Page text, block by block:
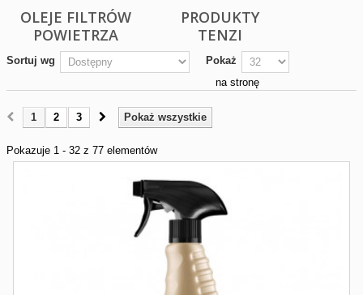
OLEJE FILTRÓW
POWIETRZA
PRODUKTY
TENZI
Sortuj wg
Pokaż
na stronę
Pokaż wszystkie
1 2 3
Pokazuje 1 - 32 z 77 elementów